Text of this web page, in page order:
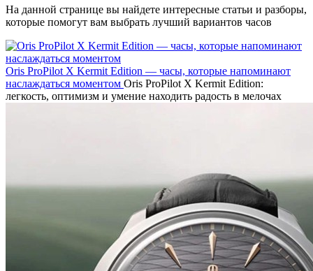
На данной странице вы найдете интересные статьи и разборы,
которые помогут вам выбрать лучший вариантов часов
Oris ProPilot X Kermit Edition — часы, которые напоминают
наслаждаться моментом Oris ProPilot X Kermit Edition:
легкость, оптимизм и умение находить радость в мелочах